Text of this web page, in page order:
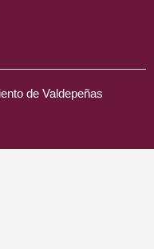
de Valdepeñas